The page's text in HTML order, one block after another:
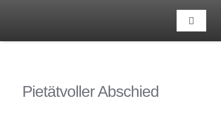
springen
Toggle
Pietätvoller Abschied